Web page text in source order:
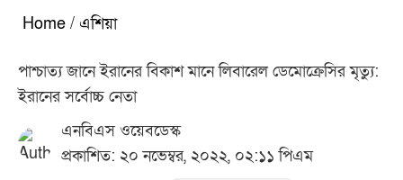
Home / এশিয়া
পাশ্চাত্য জানে ইরানের বিকাশ মানে লিবারেল ডেমোক্রেসির মৃত্যু:
ইরানের সর্বোচ্চ নেতা
এনবিএস ওয়েবডেস্ক
প্রকাশিত: ২০ নভেম্বর, ২০২২, ০২:১১ পিএম